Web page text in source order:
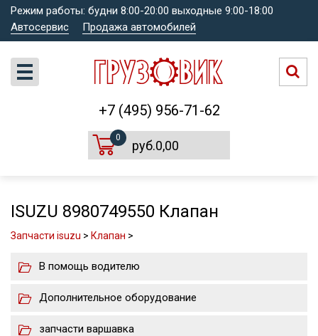
Режим работы: будни 8:00-20:00 выходные 9:00-18:00
Автосервис
Продажа автомобилей
+7 (495) 956-71-62
0
руб.0,00
ISUZU 8980749550 Клапан
Запчасти isuzu > Клапан >
В помощь водителю
Дополнительное оборудование
запчасти варшавка